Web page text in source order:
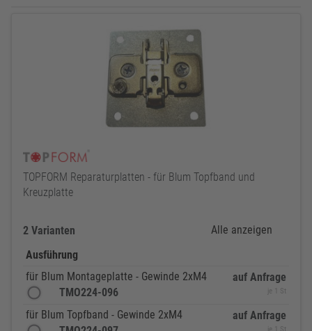
TOPFORM Reparaturplatten - für Blum Topfband und
Kreuzplatte
2 Varianten
Alle anzeigen
Ausführung
für Blum Montageplatte - Gewinde 2xM4
TMO224-096
auf Anfrage
je 1 St
für Blum Topfband - Gewinde 2xM4
auf Anfrage